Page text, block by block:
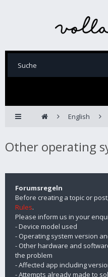
English
Other operating
Forumsregeln
Before creating a topic or
Rules.
Please inform us in your
- Device model used
- Operating system version
- Other hardware and
the problem
- Affected app including
- Attempts already made to